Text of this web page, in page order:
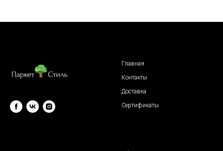
Главная
Контакты
Доставка
Сертификаты